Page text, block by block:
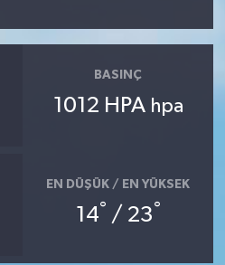
BASINÇ
1012 HPA hpa
EN DÜŞÜK / EN YÜKSEK
14° / 23°